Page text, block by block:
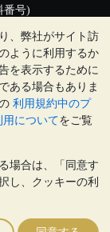
、弊社がサイト訪
ように利用するか
を表示するために
ある場合もありま
利用規約中のプ
用についてをご覧
場合は、「同意す
し、クッキーの利
番号)
ることもありま